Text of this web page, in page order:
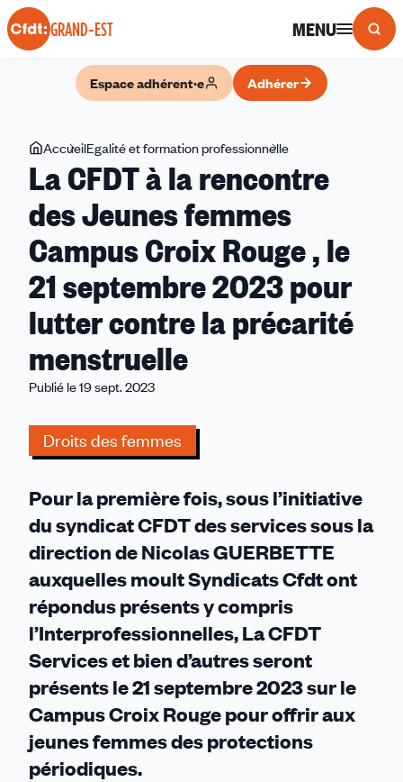
Panneau de gestion des cookies
GRAND-EST MENU
Espace adhérent·e Adhérer
Vous
êtes
ici
AccueilEgalité et formation professionnelle
CFDT
la
rencontre
des
Jeunes
femmes
Campus
pour
lutter
contre
la
précarité
menstruelle
La CFDT à la rencontre
des Jeunes femmes
Campus Croix Rouge , le
21 septembre 2023 pour
lutter contre la précarité
menstruelle
Publié le 19 sept. 2023
Droits des femmes
Pour la première fois, sous l’initiative
du syndicat CFDT des services sous la
direction de Nicolas GUERBETTE
auxquelles moult Syndicats Cfdt ont
répondus présents y compris
l’Interprofessionnelles, La CFDT
Services et bien d’autres seront
présents le 21 septembre 2023 sur le
Campus Croix Rouge pour offrir aux
jeunes femmes des protections
périodiques.